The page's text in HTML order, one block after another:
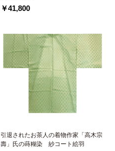
￥41,800
引退されたお茶人の着物作家「高木宗
壽」氏の蒔糊染 紗コート絵羽